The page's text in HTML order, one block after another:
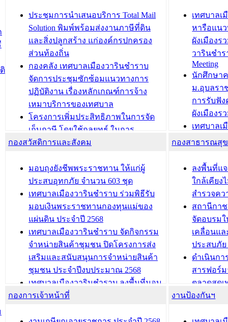
องคมนตรี
สำนักทะเบียนท้องถิ่นเทศบาลเมือง
วารินชำราบ ดำเนินการมอบทะเบียน
บ้าน ทร.14 และบัตรประจำตัว
ประชาชนบุคคลประเภท 8 แก่บุคคลที่
ได้รับการเพิ่มชื่อในทะเบียนบ้าน
(ท.ร.14) กรณีคนไม่มีสัญชาติไทยได้รับ
อนุญาตให้มีถิ่นที่อยู่
ประชุมคณะกรรมการประเมินผลการ
ควบคุมภายในของ สำนัก/กอง/
โรงเรียน/ศูนย์พัฒนาเด็กเล็ก/สถานธนา
บทความ อื่นๆ ...
ประชุมที
ชีวา สร้า
ขับเคลื่อน
“เมืองแห่
บทความ อื่นๆ ...
ประชุมการนำเสนอบริการ Total Mail
Solution พิมพ์พร้อมส่งงานภาษีที่ดิน
และสิ่งปลูกสร้าง แก่องค์กรปกครอง
ส่วนท้องถิ่น
กองคลัง เทศบาลเมืองวารินชำราบ
จัดการประชุมซักซ้อมแนวทางการ
ปฏิบัติงาน เรื่องหลักเกณฑ์การจ้าง
เหมาบริการของเทศบาล
โครงการเพิ่มประสิทธิภาพในการจัด
เก็บภาษี โดยใช้กลยุทธ์ ในการ
พัฒนาการจัดเก็บรายได้ ประจำปี พ.ศ.
เทศบาลเมืองวารินชำราบ ร่วมการ
ประชุมวิชาการระดับนานาชาติและ
นิทรรศการด้านนวัตกรรมท้องถิ่น 2568
และรับรางวัลทีมนักวิจัยดีเด่นจาก
นวัตกรรมโครงการทะเบียนภาษีป้าย
ประชุมผู้เช่าอาคารพาณิชย์ บริเวณ
ถนนเกษมสุขและถนนประทุมเทพภักดี
บทความ อื่นๆ ...
เทศบาลเ
หารือแน
ผังเมืองร
วารินชำร
Meeting
นักศึกษา
ม.อุบลรา
การรับฟั
ผังเมืองร
เทศบาลเ
โครงการ
เทศบาล
รับฟังคว
ผังเมือง
วารินชำ
เทศบาล
ซักซ้อมแ
ประโยช
บทความ อื่นๆ ...
กองสวัสดิการและสังคม
มอบถุงยังชีพพระราชทาน ให้แก่ผู้
ประสบอุทกภัย จำนวน 603 ชุด
เทศบาลเมืองวารินชำราบ ร่วมพิธีรับ
มอบเงินพระราชทานกองทุนแม่ของ
แผ่นดิน ประจำปี 2568
เทศบาลเมืองวารินชำราบ จัดกิจกรรม
จำหน่ายสินค้าชุมชน ปิดโครงการส่ง
เสริมและสนับสนุนการจำหน่ายสินค้า
ชุมชน ประจำปีงบประมาณ 2568
เทศบาลเมืองวารินชำราบ ลงพื้นที่มอบ
น้ำดื่มแก่ผู้พักอาศัย ณ ศูนย์พักพิง
กองสาธารณสุ
ลงพื้นที่แ
ใกล้เคียง
สำรวจค
สถานีกา
จัดอบรม
เคลื่อนแ
ประสบภั
ดำเนินกา
สารฟอร์
ตลาดสดเ
วารินชำร
กองการเจ้าหน้าที่ งานป้องกันฯ